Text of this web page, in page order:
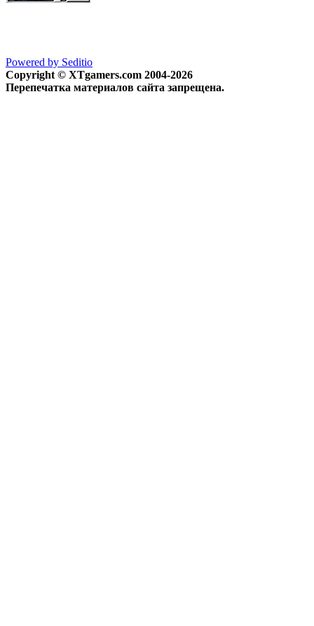
Powered by Seditio
Copyright © XTgamers.com 2004-2026
Перепечатка материалов сайта запрещена.